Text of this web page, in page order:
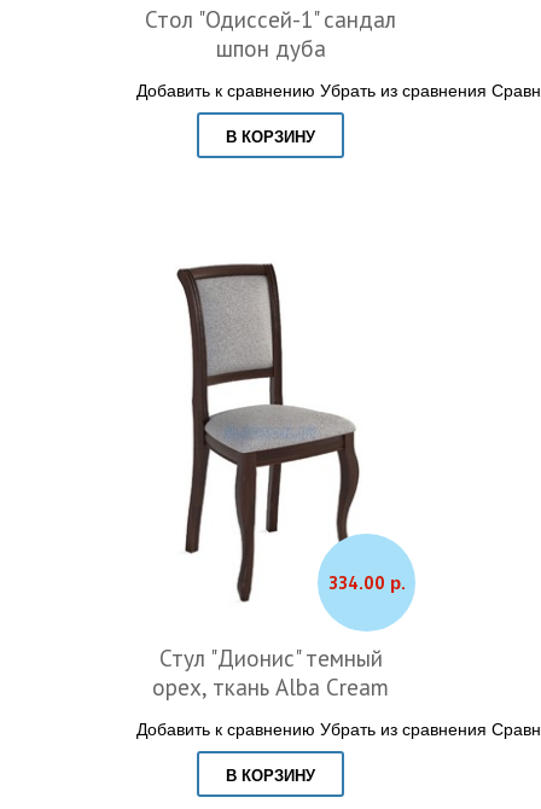
Стол "Одиссей-1" сандал
шпон дуба
Добавить к сравнению Убрать из сравнения
В КОРЗИНУ
334.00 р.
Стул "Дионис" темный
орех, ткань Alba Cream
Добавить к сравнению Убрать из сравнения
В КОРЗИНУ